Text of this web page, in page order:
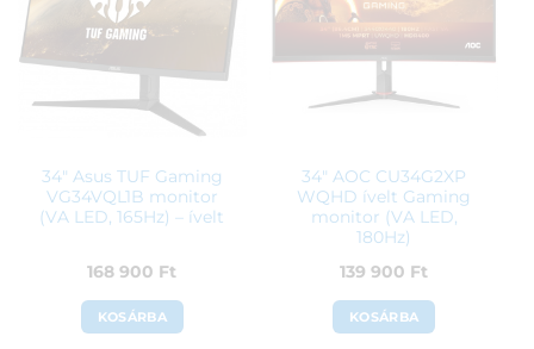
Azonosító: 40045
126 990
Garanciaidő:
24 hónap
ÁFA:27%
Azonosító:49494
359 900Ft
34″ Asus TUF Gaming
VG34VQL1B monitor
(VA LED, 165Hz) – ívelt
168 900 Ft
KOSÁRBA
34″ AOC CU34G2XP
WQHD ívelt Gaming
monitor (VA LED,
180Hz)
139 900 Ft
KOSÁRBA